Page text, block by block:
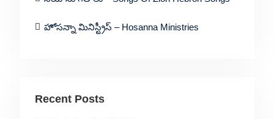
హోసన్నా మినిస్ట్రీస్ – Hosanna Ministries
Recent Posts